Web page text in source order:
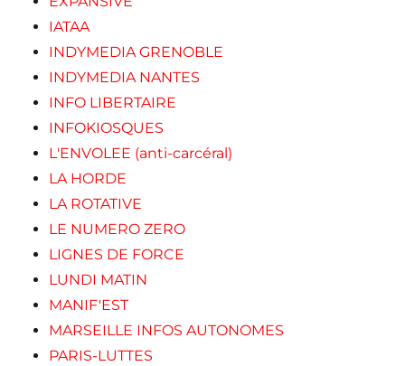
IATAA
INDYMEDIA GRENOBLE
INDYMEDIA NANTES
INFO LIBERTAIRE
INFOKIOSQUES
L'ENVOLEE (anti-carcéral)
LA HORDE
LA ROTATIVE
LE NUMERO ZERO
LIGNES DE FORCE
LUNDI MATIN
MANIF'EST
MARSEILLE INFOS AUTONOMES
PARIS-LUTTES